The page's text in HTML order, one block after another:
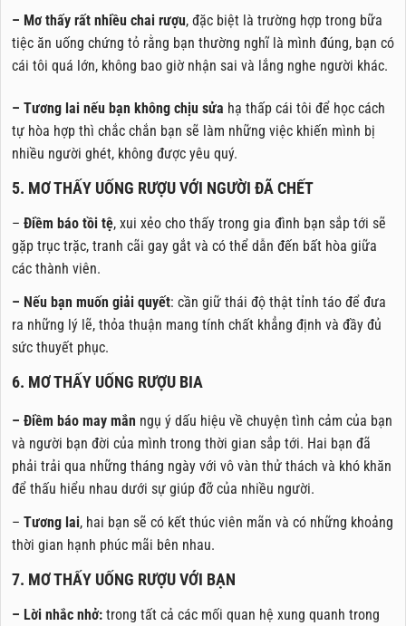
– Mơ thấy rất nhiều chai rượu, đặc biệt là trường hợp trong bữa
tiệc ăn uống chứng tỏ rằng bạn thường nghĩ là mình đúng, bạn có
cái tôi quá lớn, không bao giờ nhận sai và lắng nghe người khác.
– Tương lai nếu bạn không chịu sửa hạ thấp cái tôi để học cách
tự hòa hợp thì chắc chắn bạn sẽ làm những việc khiến mình bị
nhiều người ghét, không được yêu quý.
5. MƠ THẤY UỐNG RƯỢU VỚI NGƯỜI ĐÃ CHẾT
– Điềm báo tồi tệ, xui xẻo cho thấy trong gia đình bạn sắp tới sẽ
gặp trục trặc, tranh cãi gay gắt và có thể dẫn đến bất hòa giữa
các thành viên.
– Nếu bạn muốn giải quyết: cần giữ thái độ thật tỉnh táo để đưa
ra những lý lẽ, thỏa thuận mang tính chất khẳng định và đầy đủ
sức thuyết phục.
6. MƠ THẤY UỐNG RƯỢU BIA
– Điềm báo may mắn ngụ ý dấu hiệu về chuyện tình cảm của bạn
và người bạn đời của mình trong thời gian sắp tới. Hai bạn đã
phải trải qua những tháng ngày với vô vàn thử thách và khó khăn
để thấu hiểu nhau dưới sự giúp đỡ của nhiều người.
– Tương lai, hai bạn sẽ có kết thúc viên mãn và có những khoảng
thời gian hạnh phúc mãi bên nhau.
7. MƠ THẤY UỐNG RƯỢU VỚI BẠN
– Lời nhắc nhở: trong tất cả các mối quan hệ xung quanh trong